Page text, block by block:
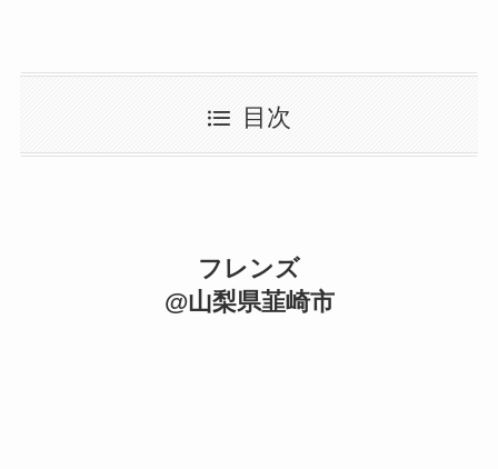
目次
フレンズ
@山梨県韮崎市